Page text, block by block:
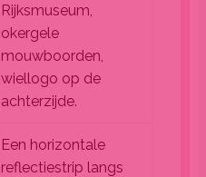
Rijksmuseum,
okergele
mouwboorden,
wiellogo op de
achterzijde.
Een horizontale
reflectiestrip langs